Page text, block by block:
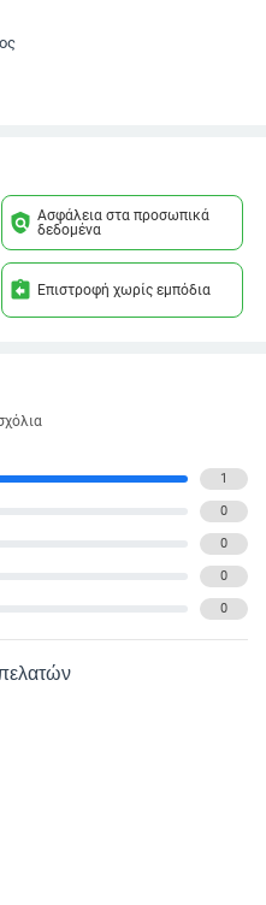
policy Ασφάλεια στα προσωπικά
δεδομένα
assignment_return Επιστροφή χωρίς εμπόδια
1
0
0
0
0